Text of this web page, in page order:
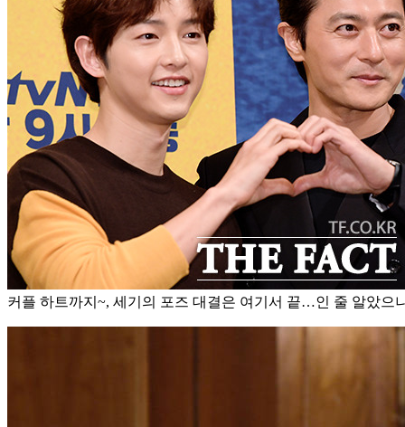
커플 하트까지~, 세기의 포즈 대결은 여기서 끝…인 줄 알았으